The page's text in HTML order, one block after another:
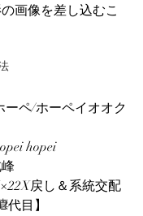
画像を差し込むこ
ペ/ホーペイオオク
hopei
戻し＆系統交配
目】